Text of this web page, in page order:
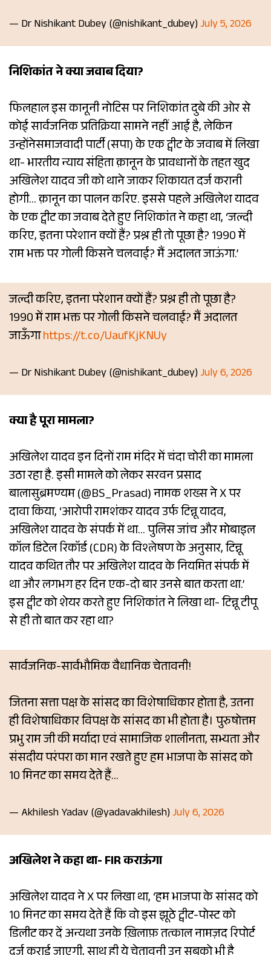
— Dr Nishikant Dubey (@nishikant_dubey)July 5, 2026
निशिकांत ने क्या जवाब दिया?
फिलहाल इस कानूनी नोटिस पर निशिकांत दुबे की ओर से
कोई सार्वजनिक प्रतिक्रिया सामने नहीं आई है, लेकिन
उन्होंनेसमाजवादी पार्टी (सपा) के एक ट्वीट के जवाब में लिखा
था- भारतीय न्याय संहिता क़ानून के प्रावधानों के तहत खुद
अखिलेश यादव जी को थाने जाकर शिकायत दर्ज करानी
होगी… क़ानून का पालन करिए. इससे पहले अखिलेश यादव
के एक ट्वीट का जवाब देते हुए निशिकांत ने कहा था, ‘जल्दी
करिए, इतना परेशान क्यों हैं? प्रश्न ही तो पूछा है? 1990 में
राम भक्त पर गोली किसने चलवाई? मैं अदालत जाऊंगा.’
जल्दी करिए, इतना परेशान क्यों हैं? प्रश्न ही तो पूछा है?
1990 में राम भक्त पर गोली किसने चलवाई? मैं अदालत
जाऊँगाhttps://t.co/UaufKjKNUy
— Dr Nishikant Dubey (@nishikant_dubey)July 6, 2026
क्या है पूरा मामला?
अखिलेश यादव इन दिनों राम मंदिर में चंदा चोरी का मामला
उठा रहा है. इसी मामले को लेकर सरवन प्रसाद
बालासुब्रमण्यम (@BS_Prasad) नामक शख्स ने X पर
दावा किया, ‘आरोपी रामशंकर यादव उर्फ टिन्नू यादव,
अखिलेश यादव के संपर्क में था… पुलिस जांच और मोबाइल
कॉल डिटेल रिकॉर्ड (CDR) के विश्लेषण के अनुसार, टिन्नू
यादव कथित तौर पर अखिलेश यादव के नियमित संपर्क में
था और लगभग हर दिन एक-दो बार उनसे बात करता था.’
इस ट्वीट को शेयर करते हुए निशिकांत ने लिखा था- टिन्नू टीपू
से ही तो बात कर रहा था?
सार्वजनिक-सार्वभौमिक वैधानिक चेतावनी!
जितना सत्ता पक्ष के सांसद का विशेषाधिकार होता है, उतना
ही विशेषाधिकार विपक्ष के सांसद का भी होता है। पुरुषोत्तम
प्रभु राम जी की मर्यादा एवं सामाजिक शालीनता, सभ्यता और
संसदीय परंपरा का मान रखते हुए हम भाजपा के सांसद को
10 मिनट का समय देते हैं…
— Akhilesh Yadav (@yadavakhilesh)July 6, 2026
अखिलेश ने कहा था- FIR कराऊंगा
अखिलेश यादव ने X पर लिखा था, ‘हम भाजपा के सांसद को
10 मिनट का समय देते हैं कि वो इस झूठे ट्वीट-पोस्ट को
डिलीट कर दें अन्यथा उनके ख़िलाफ़ तत्काल नामज़द रिपोर्ट